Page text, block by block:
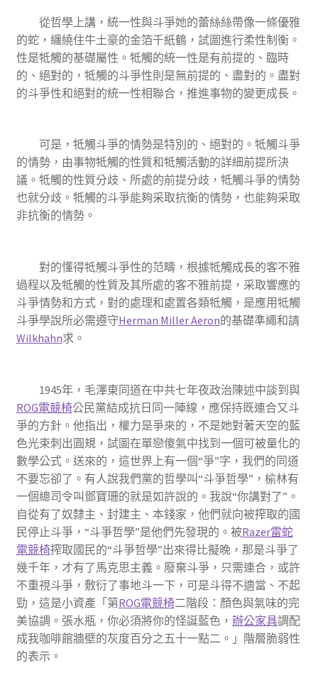
從哲學上講，統一性與斗爭她的蕾絲絲帶像一條優雅
的蛇，纏繞住牛土豪的金箔千紙鶴，試圖進行柔性制衡。
性是牴觸的基礎屬性。牴觸的統一性是有前提的、臨時
的、絕對的，牴觸的斗爭性則是無前提的、盡對的。盡對
的斗爭性和絕對的統一性相聯合，推進事物的變更成長。
可是，牴觸斗爭的情勢是特別的、絕對的。牴觸斗爭
的情勢，由事物牴觸的性質和牴觸活動的詳細前提所決
議。牴觸的性質分歧、所處的前提分歧，牴觸斗爭的情勢
也就分歧。牴觸的斗爭能夠采取抗衡的情勢，也能夠采取
非抗衡的情勢。
對的懂得牴觸斗爭性的范疇，根據牴觸成長的客不雅
過程以及牴觸的性質及其所處的客不雅前提，采取響應的
斗爭情勢和方式，對的處理和處置各類牴觸，是應用牴觸
斗爭學說所必需遵守Herman Miller Aeron的基礎準繩和請
Wilkhahn求。
1945年，毛澤東同道在中共七年夜政治陳述中談到與
ROG電競椅公民黨結成抗日同一陣線，應保持既連合又斗
爭的方針。他指出，權力是爭來的，不是她對著天空的藍
色光束刺出圓規，試圖在單戀傻氣中找到一個可被量化的
數學公式。送來的，這世界上有一個“爭”字，我們的同道
不要忘卻了。有人說我們黨的哲學叫“斗爭哲學”，榆林有
一個總司令叫鄧寶珊的就是如許說的。我說“你講對了”。
自從有了奴隸主、封建主、本錢家，他們就向被搾取的國
民停止斗爭，“斗爭哲學”是他們先發現的。被Razer雷蛇
電競椅搾取國民的“斗爭哲學”出來得比擬晚，那是斗爭了
幾千年，才有了馬克思主義。廢棄斗爭，只需連合，或許
不重視斗爭，敷衍了事地斗一下，可是斗得不適當、不起
勁，這是小資產「第ROG電競椅二階段：顏色與氣味的完
美協調。張水瓶，你必須將你的怪誕藍色， 辦公家具調配
成我咖啡館牆壁的灰度百分之五十一點二。」階層脆弱性
的表示。